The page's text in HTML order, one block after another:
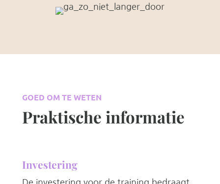
GOED OM TE WETEN
Praktische informatie
Investering